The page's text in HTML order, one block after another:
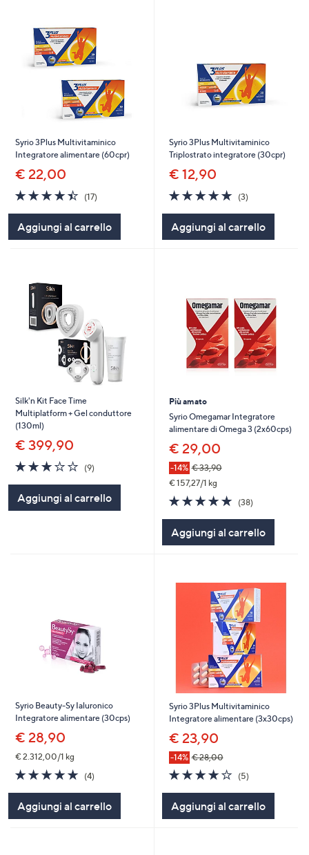
Syrio 3Plus Multivitaminico
Integratore alimentare (60cpr)
€ 22,00
4.4
of
5
Stars
(17)
Aggiungi al carrello
Syrio 3Plus Multivitaminico
Triplostrato integratore (30cpr)
€ 12,90
5.0
of
Stars
(3)3
Aggiungi al carrello
Silk'n Kit Face Time
Multiplatform + Gel conduttore
(130ml)
€ 399,90
2.8
of
5
Stars
(9)
Aggiungi al carrello
Più amato
Syrio Omegamar Integratore
alimentare di Omega 3 (2x60cps)
€ 29,00
-14% € 33,90
€ 157,27/1 kg
4.7
of
5
Stars
(38)
Aggiungi al carrello
Syrio Beauty-Sy Ialuronico
Integratore alimentare (30cps)
€ 28,90
€ 2.312,00/1 kg
5.0
of
5
Stars
(4)
Aggiungi al carrello
Syrio 3Plus Multivitaminico
Integratore alimentare (3x30cps)
€ 23,90
-14% € 28,00
4.0
of
5
Stars
(5)
Aggiungi al carrello